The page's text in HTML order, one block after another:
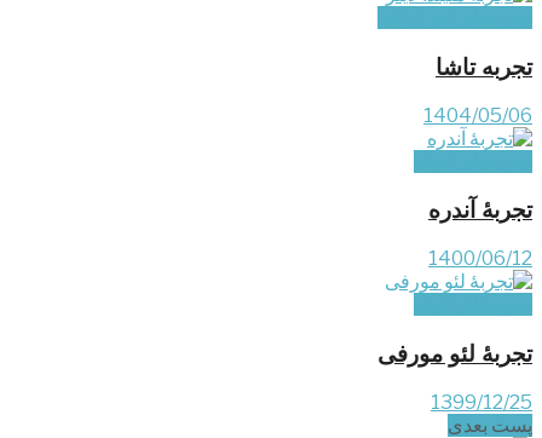
تجربه تاشا
1404/05/06
تجربۀ آندره
1400/06/12
تجربۀ لئو مورفی
1399/12/25
پست‌ بعدی